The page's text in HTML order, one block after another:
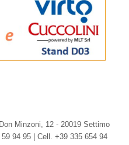
Minzoni, 12 - 20019 Settimo
94 95 | Cell. +39 335 654 94